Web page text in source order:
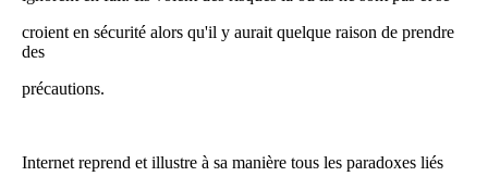
croient en sécurité alors qu'il y aurait quelque raison de prendre
des
précautions.
Internet reprend et illustre à sa manière tous les paradoxes liés